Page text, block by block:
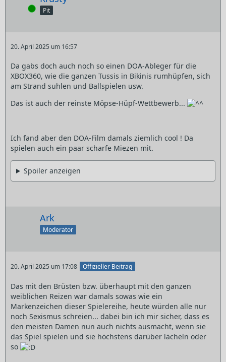
Online Pit
20. April 2025 um 16:57
Da gabs doch auch noch so einen DOA-Ableger für die
XBOX360, wie die ganzen Tussis in Bikinis rumhüpfen, sich
am Strand suhlen und Ballspielen usw.
Das ist auch der reinste Möpse-Hüpf-Wettbewerb...
Ich fand aber den DOA-Film damals ziemlich cool ! Da
spielen auch ein paar scharfe Miezen mit.
Spoiler anzeigen
Ark
Moderator
20. April 2025 um 17:08 Offizieller Beitrag
Das mit den Brüsten bzw. überhaupt mit den ganzen
weiblichen Reizen war damals sowas wie ein
Markenzeichen dieser Spielereihe, heute würden alle nur
noch Sexismus schreien... dabei bin ich mir sicher, dass es
den meisten Damen nun auch nichts ausmacht, wenn sie
das Spiel spielen und sie höchstens darüber lächeln oder
so